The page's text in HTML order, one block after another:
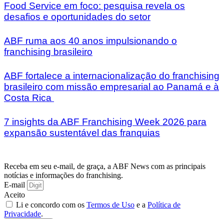
Food Service em foco: pesquisa revela os
desafios e oportunidades do setor
ABF ruma aos 40 anos impulsionando o
franchising brasileiro
ABF fortalece a internacionalização do franchising
brasileiro com missão empresarial ao Panamá e à
Costa Rica
7 insights da ABF Franchising Week 2026 para
expansão sustentável das franquias
Receba em seu e-mail, de graça, a ABF News com as principais
notícias e informações do franchising.
E-mail
Aceito
Li e concordo com os Termos de Uso e a Política de
Privacidade.